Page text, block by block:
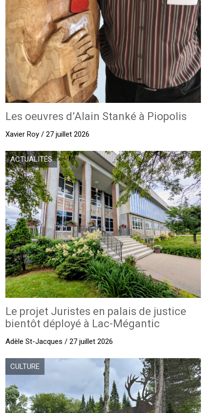
Les oeuvres d’Alain Stanké à Piopolis
Xavier Roy / 27 juillet 2026
ACTUALITÉS
Le projet Juristes en palais de justice
bientôt déployé à Lac-Mégantic
Adèle St-Jacques / 27 juillet 2026
CULTURE